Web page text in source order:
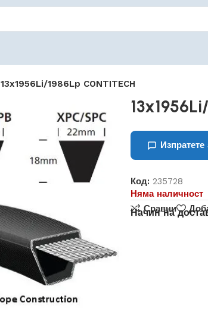
13x1956Li/1986Lp CONTITECH
Изпратете
Код: 235728
Няма наличност
Сравни
Начин на